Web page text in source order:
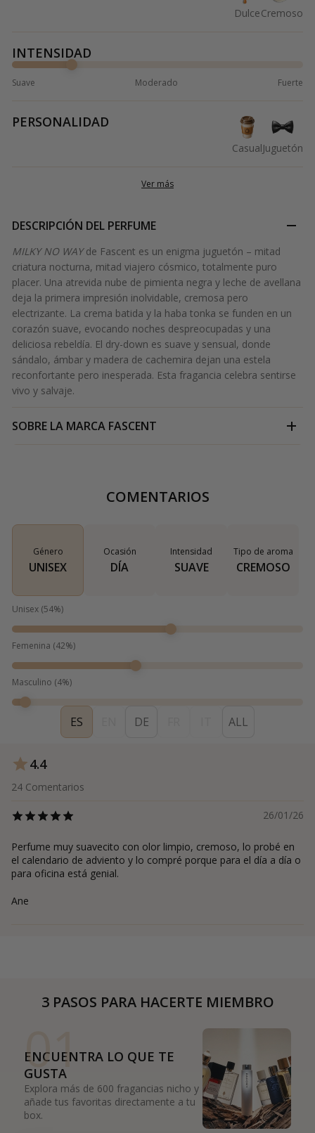
DulceCremoso
INTENSIDAD
Suave Moderado Fuerte
PERSONALIDAD
CasualJuguetón
Ver más
DESCRIPCIÓN DEL PERFUME
MILKY NO WAYde Fascent es un enigma juguetón – mitad
criatura nocturna, mitad viajero cósmico, totalmente puro
placer. Una atrevida nube de pimienta negra y leche de avellana
deja la primera impresión inolvidable, cremosa pero
electrizante. La crema batida y la haba tonka se funden en un
corazón suave, evocando noches despreocupadas y una
deliciosa rebeldía. El dry-down es suave y sensual, donde
sándalo, ámbar y madera de cachemira dejan una estela
reconfortante pero inesperada. Esta fragancia celebra sentirse
vivo y salvaje.
SOBRE LA MARCA FASCENT
COMENTARIOS
Género
UNISEX
Ocasión
DÍA
Intensidad
SUAVE
Tipo de aroma
CREMOSO
Unisex (54%)
Femenina (42%)
Masculino (4%)
ES DE ALL
4.4
24 Comentarios
26/01/26
Perfume muy suavecito con olor limpio, cremoso, lo probé en
el calendario de adviento y lo compré porque para el día a día o
para oficina está genial.
Ane
3 PASOS PARA HACERTE MIEMBRO
01
ENCUENTRA LO QUE TE
GUSTA
Explora más de 600 fragancias nicho y
añade tus favoritas directamente a tu
box.